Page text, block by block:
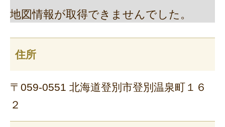
地図情報が取得できませんでした。
住所
〒059-0551 北海道登別市登別温泉町１６
２